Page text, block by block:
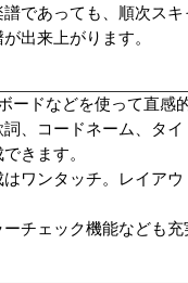
であっても、順次ス
出来上がります。
ドなどを使って直感
、コードネーム、タ
きます。
ワンタッチ。レイア
チェック機能なども充